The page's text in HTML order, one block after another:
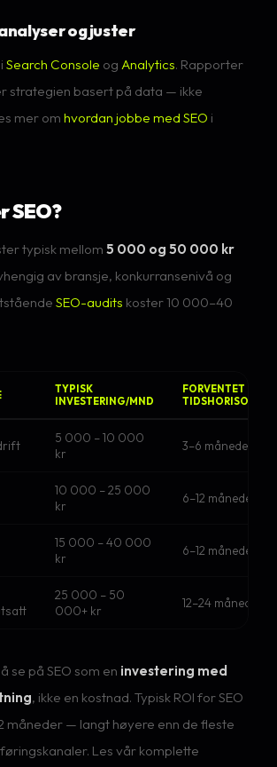
og juster
Search Console og Analytics. Rapporter
strategien basert på data — ikke
mer om hvordan jobbe med SEO i
SEO?
typisk mellom 5 000 og 50 000 kr
av bransje, konkurransenivå og
SEO-audits koster 10 000–40
TYPISK
INVESTERING/MND
FORVENTET
TIDSHORISONT
5 000 – 10 000
kr
3–6 måneder
10 000 – 25 000
kr
6–12 måneder
15 000 – 40 000
kr
6–12 måneder
25 000 – 50
000+ kr
12–24 måneder
se på SEO som en investering med
, ikke en kostnad. Typisk ROI for SEO
måneder — langt høyere enn de fleste
Les vår komplette